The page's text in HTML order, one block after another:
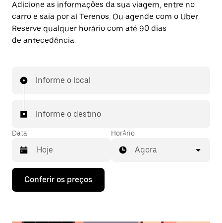
Adicione as informações da sua viagem, entre no
carro e saia por aí Terenos. Ou agende com o Uber
Reserve qualquer horário com até 90 dias
de antecedência.
Informe o local
Informe o destino
Data
Pressione
seta
Horário
Agora
Conferir os preços